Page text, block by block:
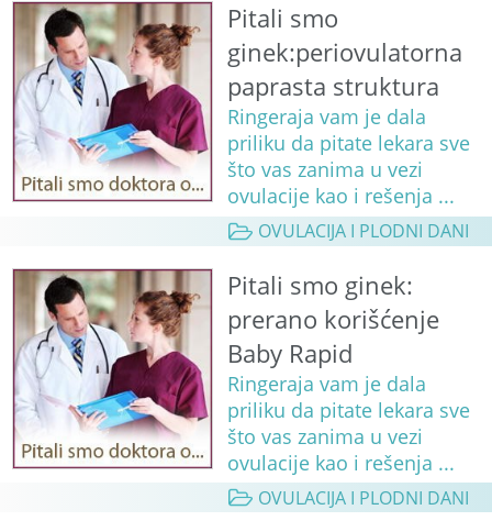
Pitali smo
ginek:periovulatorna
paprasta struktura
Ringeraja vam je dala
priliku da pitate lekara sve
što vas zanima u vezi
ovulacije kao i rešenja ...
OVULACIJA I PLODNI DANI
Pitali smo ginek:
prerano korišćenje
Baby Rapid
Ringeraja vam je dala
priliku da pitate lekara sve
što vas zanima u vezi
ovulacije kao i rešenja ...
OVULACIJA I PLODNI DANI